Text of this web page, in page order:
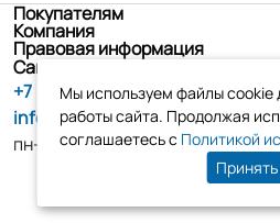
Покупателям
Компания
Правовая информация
Санкт-Петербург, ул. Новоселов
+7 (800) 555-86-90
info@tk-elko.ru
пн-пт, 10:00 - 18:00
Мы используем файлы cookie
работы сайта. Продолжая
соглашаетесь с Политикой
Принять